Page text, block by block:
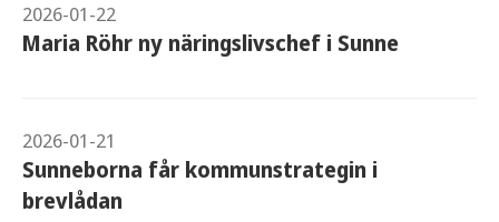
2026-01-22
Maria Röhr ny näringslivschef i Sunne
2026-01-21
Sunneborna får kommunstrategin i
brevlådan